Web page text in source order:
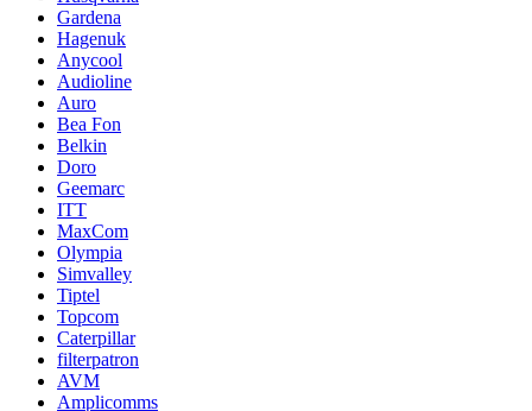
Gardena
Hagenuk
Anycool
Audioline
Auro
Bea Fon
Belkin
Doro
Geemarc
ITT
MaxCom
Olympia
Simvalley
Tiptel
Topcom
Caterpillar
filterpatron
AVM
Amplicomms